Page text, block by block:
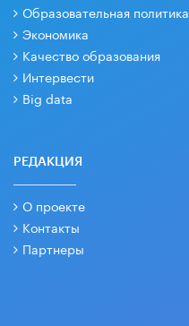
Образовательная политика
Экономика
Качество образования
Интервести
Big data
РЕДАКЦИЯ
О проекте
Контакты
Партнеры